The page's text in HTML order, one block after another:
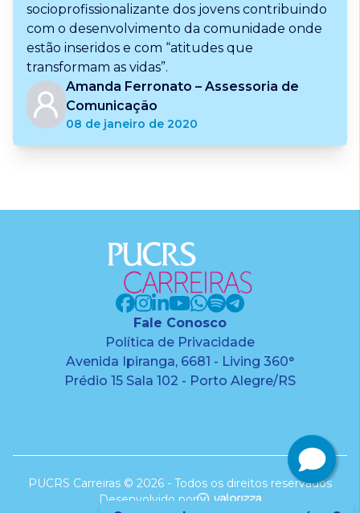
socioprofissionalizante dos jovens contribuindo
com o desenvolvimento da comunidade onde
estão inseridos e com “atitudes que
transformam as vidas”.
Amanda Ferronato – Assessoria de
Comunicação
08 de janeiro de 2020
Fale Conosco
Política de Privacidade
Avenida Ipiranga, 6681 - Living 360°
Prédio 15 Sala 102 - Porto Alegre/RS
PUCRS Carreiras © 2026 - Todos os direitos reservados
Desenvolvido por